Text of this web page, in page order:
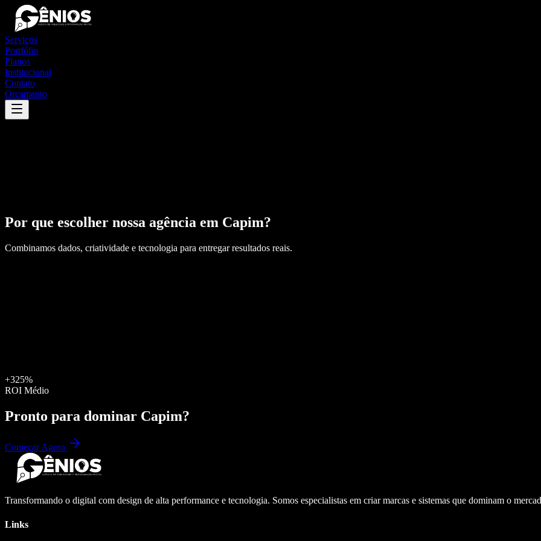
Serviços
Portfólio
Planos
Institucional
Contato
Orçamento
Por que escolher nossa agência em Capim?
Combinamos dados, criatividade e tecnologia para entregar resultados reais.
+325%
ROI Médio
Pronto para dominar Capim?
Começar Agora
Transformando o digital com design de alta performance e tecnologia. Somos especialistas em criar marcas e sistemas que dominam o
Links